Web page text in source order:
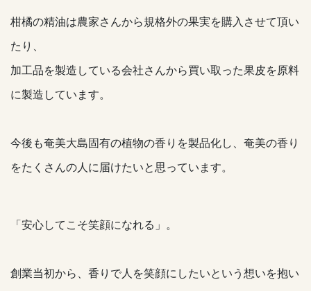
柑橘の精油は農家さんから規格外の果実を購入させて頂い
たり、
加工品を製造している会社さんから買い取った果皮を原料
に製造しています。
今後も奄美大島固有の植物の香りを製品化し、奄美の香り
をたくさんの人に届けたいと思っています。
「安心してこそ笑顔になれる」。
創業当初から、香りで人を笑顔にしたいという想いを抱い